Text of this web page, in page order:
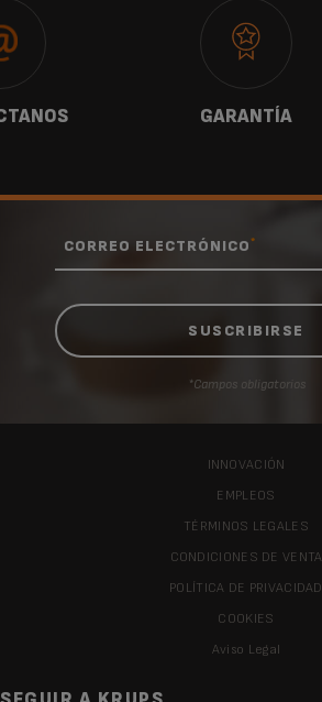
GARANTÍA
CORREO ELECTRÓNICO*
*Campos obligatorios
INNOVACIÓN
EMPLEOS
TÉRMINOS LEGALES
CONDICIONES DE VENTA
POLÍTICA DE PRIVACIDAD
COOKIES
Aviso Legal